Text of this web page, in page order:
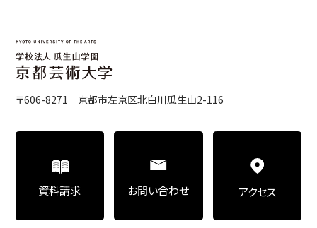
〒606-8271 京都市左京区北白川瓜生山2-116
資料請求 お問い合わせ アクセス